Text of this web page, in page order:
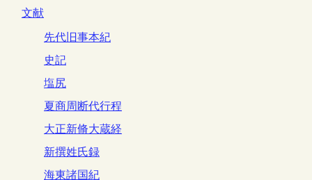
文献
先代旧事本紀
史記
塩尻
夏商周断代行程
大正新脩大蔵経
新撰姓氏録
海東諸国紀